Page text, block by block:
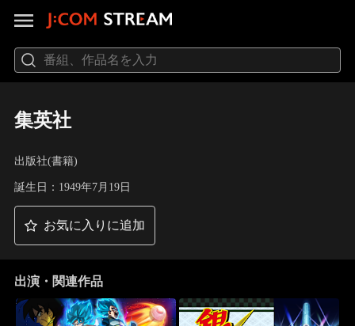
集英社
出版社(書籍)
誕生日：1949年7月19日
お気に入りに追加
出演・関連作品